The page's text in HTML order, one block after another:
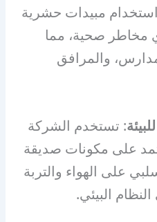
مبيدات حشرية
مخاطر صحية، مما
والمرافق
: تستخدم الشركة
على مكونات صديقة
على الهواء والتربة
البيئي.